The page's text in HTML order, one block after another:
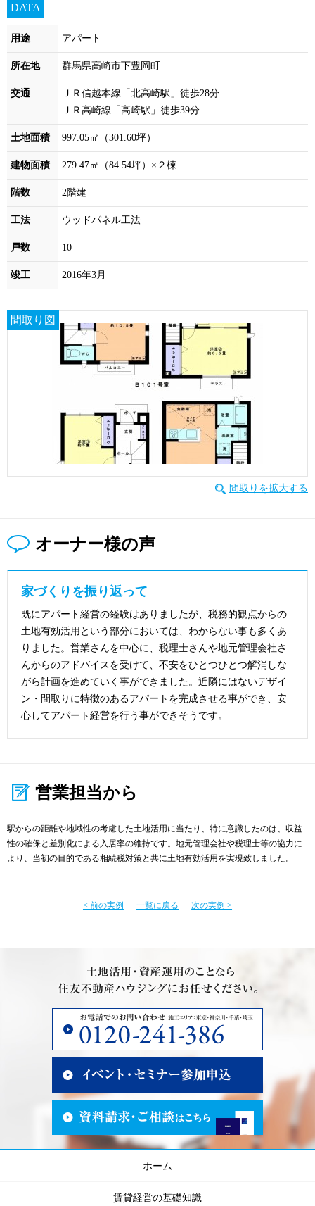
DATA
用途 アパート
所在地 群馬県高崎市下豊岡町
交通
ＪＲ信越本線「北高崎駅」徒歩28分
ＪＲ高崎線「高崎駅」徒歩39分
土地面積 997.05㎡（301.60坪）
建物面積 279.47㎡（84.54坪）×２棟
階数 2階建
工法 ウッドパネル工法
戸数 10
竣工 2016年3月
間取り図
間取りを拡大する
オーナー様の声
家づくりを振り返って
既にアパート経営の経験はありましたが、税務的観点からの
土地有効活用という部分においては、わからない事も多くあ
りました。営業さんを中心に、税理士さんや地元管理会社さ
んからのアドバイスを受けて、不安をひとつひとつ解消しな
がら計画を進めていく事ができました。近隣にはないデザイ
ン・間取りに特徴のあるアパートを完成させる事ができ、安
心してアパート経営を行う事ができそうです。
営業担当から
駅からの距離や地域性の考慮した土地活用に当たり、特に意識したのは、収益
性の確保と差別化による入居率の維持です。地元管理会社や税理士等の協力に
より、当初の目的である相続税対策と共に土地有効活用を実現致しました。
< 前の実例 一覧に戻る 次の実例 >
ホーム
賃貸経営の基礎知識